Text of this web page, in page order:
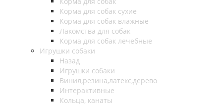
Корма для собак сухие
Корма для собак влажные
Лакомства для собак
Корма для собак лечебные
Игрушки собаки
Назад
Игрушки собаки
Винил,резина,латекс,дерево
Интерактивные
Кольца, канаты